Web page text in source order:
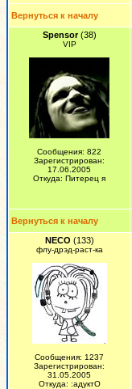
Вернуться к началу
Spensor(38)
VIP
Сообщения: 822
Зарегистрирован:
17.06.2005
Откуда: Питерец я
Вернуться к началу
NECO (133)
флу-дрэд-раст-ка
Сообщения: 1237
Зарегистрирован:
31.05.2005
Откуда: :адуктО